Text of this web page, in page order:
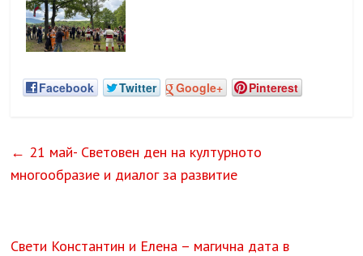
Facebook Twitter Google+ Pinterest
← 21 май- Световен ден на културното
многообразие и диалог за развитие
Свети Константин и Елена – магична дата в